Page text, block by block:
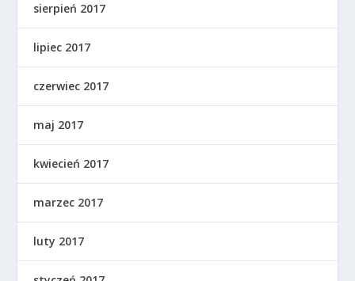
sierpień 2017
lipiec 2017
czerwiec 2017
maj 2017
kwiecień 2017
marzec 2017
luty 2017